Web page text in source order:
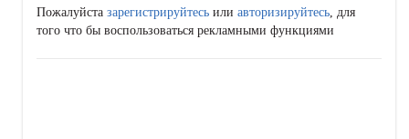
Пожалуйста зарегистрируйтесь или авторизируйтесь, для
того что бы воспользоваться рекламными функциями